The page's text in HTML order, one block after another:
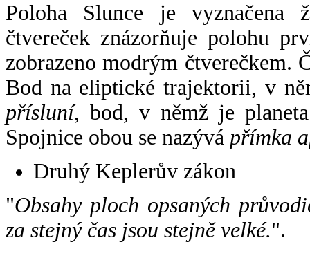
Poloha Slunce je vyznačena
čtvereček znázorňuje polohu
zobrazeno modrým čtverečkem.
Bod na eliptické trajektorii, v
přísluní, bod, v němž je
Spojnice obou se nazývá přímka
Druhý Keplerův zákon
"Obsahy ploch opsaných
za stejný čas jsou stejně velké.".